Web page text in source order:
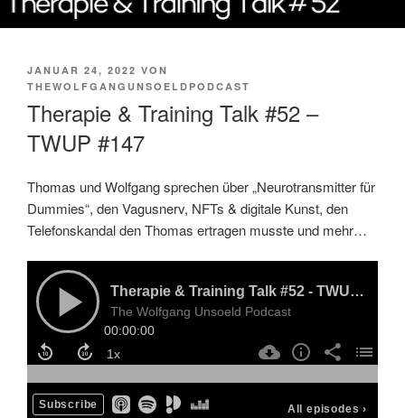
VERÖFFENTLICHT
AM
JANUAR 24, 2022 VON
THEWOLFGANGUNSOELDPODCAST
Therapie & Training Talk #52 –
TWUP #147
Thomas und Wolfgang sprechen über „Neurotransmitter für
Dummies“, den Vagusnerv, NFTs & digitale Kunst, den
Telefonskandal den Thomas ertragen musste und mehr…